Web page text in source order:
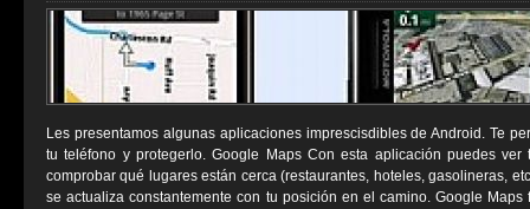
Les presentamos algunas aplicaciones imprescisdibles de Android. Te
tu teléfono y protegerlo. Google Maps Con esta aplicación puedes
comprobar qué lugares están cerca (restaurantes, hoteles, gasolineras,
se actualiza constantemente con tu posición en el camino. Google